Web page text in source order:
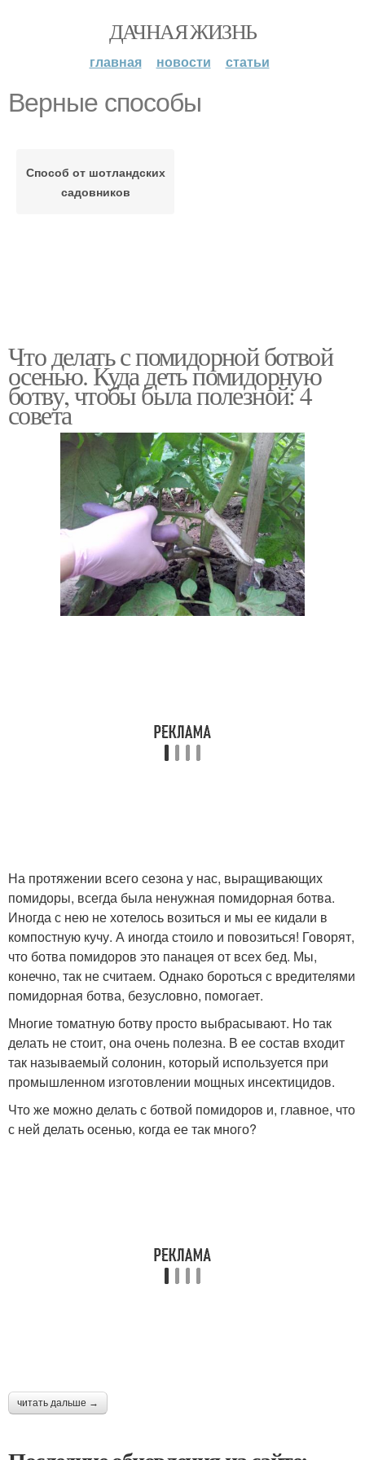
ДАЧНАЯ ЖИЗНЬ
главная новости статьи
Верные способы
Способ от шотландских
садовников
Что делать с помидорной ботвой
осенью. Куда деть помидорную
ботву, чтобы была полезной: 4
совета
На протяжении всего сезона у нас, выращивающих
помидоры, всегда была ненужная помидорная ботва.
Иногда с нею не хотелось возиться и мы ее кидали в
компостную кучу. А иногда стоило и повозиться! Говорят,
что ботва помидоров это панацея от всех бед. Мы,
конечно, так не считаем. Однако бороться с вредителями
помидорная ботва, безусловно, помогает.
Многие томатную ботву просто выбрасывают. Но так
делать не стоит, она очень полезна. В ее состав входит
так называемый солонин, который используется при
промышленном изготовлении мощных инсектицидов.
Что же можно делать с ботвой помидоров и, главное, что
с ней делать осенью, когда ее так много?
читать дальше →